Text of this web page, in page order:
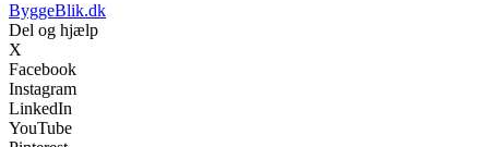
ByggeBlik.dk
Del og hjælp
X
Facebook
Instagram
LinkedIn
YouTube